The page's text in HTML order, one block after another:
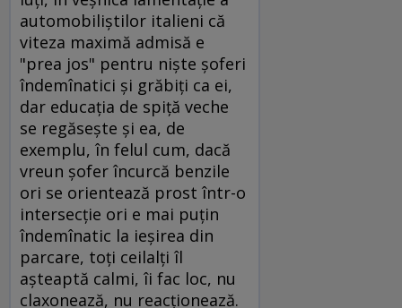
automobiliştilor italieni că
viteza maximă admisă e
"prea jos" pentru nişte şoferi
îndemînatici şi grăbiţi ca ei,
dar educaţia de spiţă veche
se regăseşte şi ea, de
exemplu, în felul cum, dacă
vreun şofer încurcă benzile
ori se orientează prost într-o
intersecţie ori e mai puţin
îndemînatic la ieşirea din
parcare, toţi ceilalţi îl
aşteaptă calmi, îi fac loc, nu
claxonează, nu reacţionează.